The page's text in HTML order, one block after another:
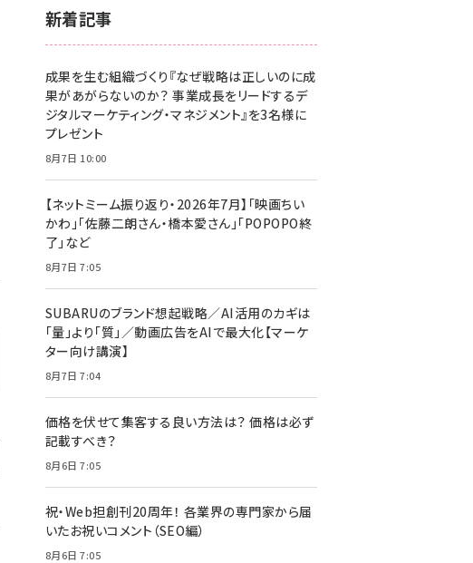
z世代 (1623)
meo (1277)
llmo (1166)
新着記事
成果を生む組織づくり『なぜ戦略は正しいのに成
果があがらないのか？ 事業成長をリードするデ
ジタルマーケティング・マネジメント』を3名様に
プレゼント
8月7日 10:00
【ネットミーム振り返り・2026年7月】「映画ちい
かわ」「佐藤二朗さん・橋本愛さん」「POPOPO終
了」など
8月7日 7:05
SUBARUのブランド想起戦略／AI活用のカギは
「量」より「質」／動画広告をAIで最大化【マーケ
ター向け講演】
8月7日 7:04
価格を伏せて集客する良い方法は？ 価格は必ず
記載すべき？
8月6日 7:05
祝・Web担創刊20周年！ 各業界の専門家から届
いたお祝いコメント（SEO編）
8月6日 7:05